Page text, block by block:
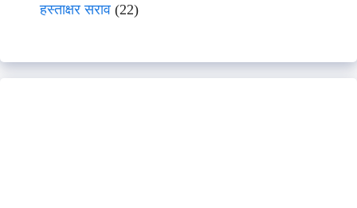
हस्ताक्षर सराव (22)